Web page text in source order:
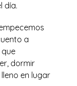
día.
a
dormir
en lugar